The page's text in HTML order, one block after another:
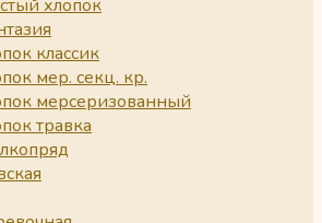
хлопок
классик
мер. секц. кр.
мерсеризованный
травка